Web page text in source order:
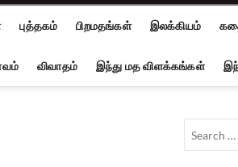
புத்தகம் பிறமதங்கள் இலக்கியம்
விவாதம் இந்து மத விளக்கங்கள்